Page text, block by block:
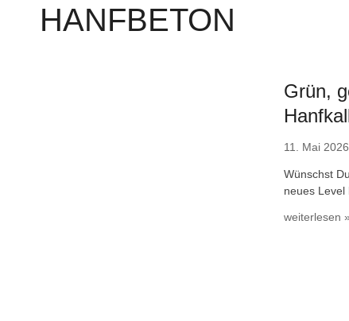
HANFBETON
Grün,
11. Mai 2026
Wünschst
neues Level
weiterlesen »